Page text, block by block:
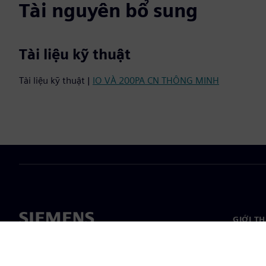
Tài nguyên bổ sung
Tài liệu kỹ thuật
Tài liệu kỹ thuật | IO VÀ 200PA CN THÔNG MINH
GIỚI